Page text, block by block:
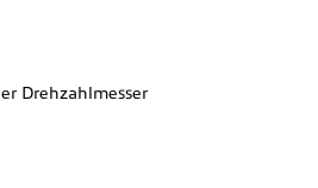
Drehzahlmesser